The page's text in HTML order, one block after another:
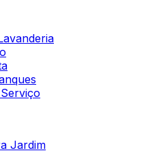
Jardim